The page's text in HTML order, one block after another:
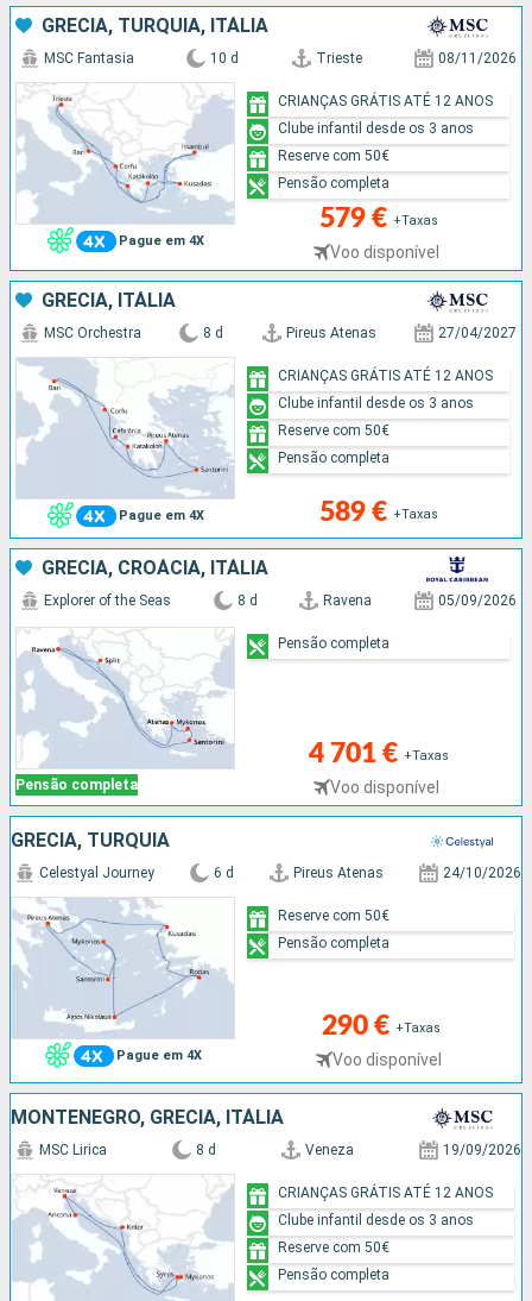
GRÉCIA, TURQUIA, ITÁLIA
Pague em 4X
MSC Fantasia 10 d Trieste 08/11/2026
579 € +Taxas
Voo disponível
CRIANÇAS GRÁTIS ATÉ 12 ANOS
Clube infantil desde os 3 anos
Reserve com 50€
Pensão completa
GRÉCIA, ITÁLIA
Pague em 4X
MSC Orchestra 8 d Pireus Atenas 27/04/2027
589 € +Taxas
CRIANÇAS GRÁTIS ATÉ 12 ANOS
Clube infantil desde os 3 anos
Reserve com 50€
Pensão completa
GRÉCIA, CROÁCIA, ITÁLIA
Pensão completa
Explorer of the Seas 8 d Ravena 05/09/2026
4 701 € +Taxas
Voo disponível
Pensão completa
GRÉCIA, TURQUIA
Pague em 4X
Celestyal Journey 6 d Pireus Atenas 24/10/2026
290 € +Taxas
Voo disponível
Reserve com 50€
Pensão completa
MONTENEGRO, GRÉCIA, ITÁLIA
MSC Lirica 8 d Veneza 19/09/2026
CRIANÇAS GRÁTIS ATÉ 12 ANOS
Clube infantil desde os 3 anos
Reserve com 50€
Pensão completa